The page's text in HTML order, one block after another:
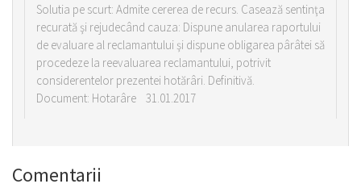
Solutia pe scurt: Admite cererea de recurs. Casează sentinţa
recurată şi rejudecând cauza: Dispune anularea raportului
de evaluare al reclamantului şi dispune obligarea pârâtei să
procedeze la reevaluarea reclamantului, potrivit
considerentelor prezentei hotărâri. Definitivă.
Document: Hotarâre 31.01.2017
Comentarii